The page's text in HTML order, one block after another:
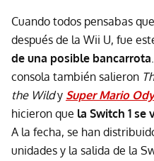
Cuando todos pensabas
después de la Wii U, fue
de una posible bancarrota
consola también salieron
the Wildy Super Mario
hicieron que la Switch 1
A la fecha, se han
unidades y la salida de la